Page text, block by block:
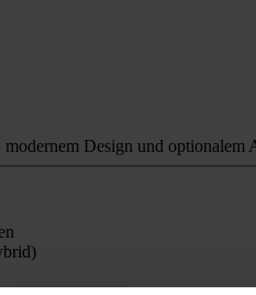
Design und optionalem